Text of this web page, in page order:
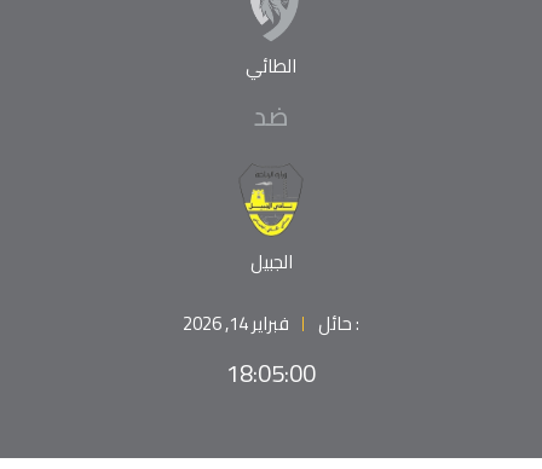
الطائي
ضد
الجبيل
: حائل
فبراير 14, 2026
18:05:00